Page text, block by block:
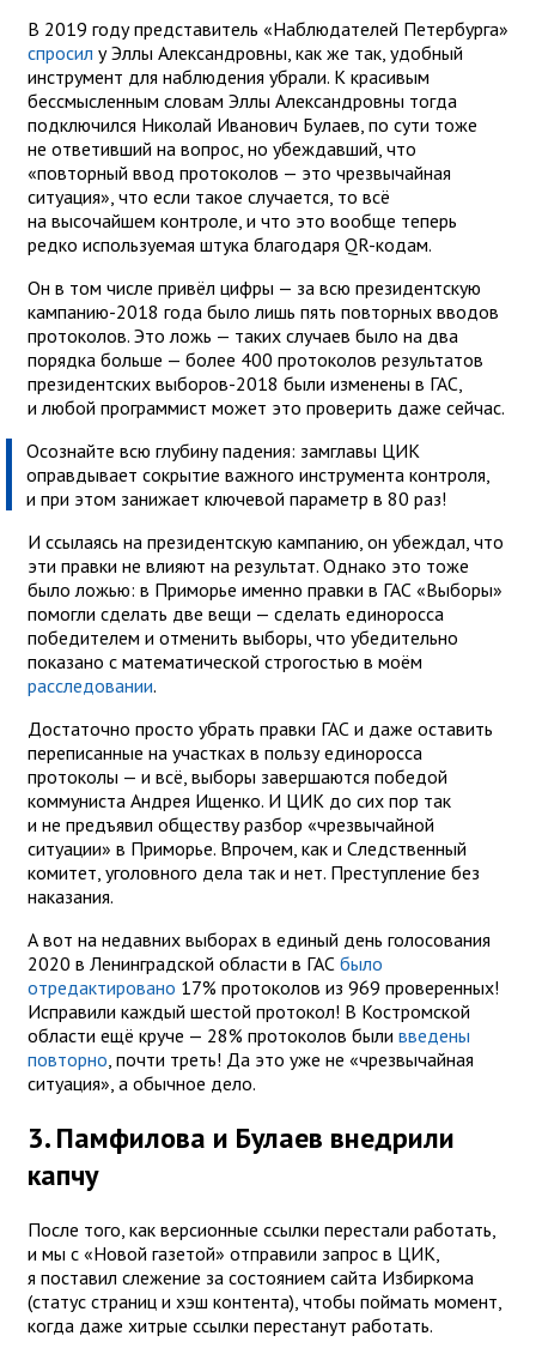
В 2019 году представитель «Наблюдателей Петербурга»
спросил у Эллы Александровны, как же так, удобный
инструмент для наблюдения убрали. К красивым
бессмысленным словам Эллы Александровны тогда
подключился Николай Иванович Булаев, по сути тоже
не ответивший на вопрос, но убеждавший, что
«повторный ввод протоколов — это чрезвычайная
ситуация», что если такое случается, то всё
на высочайшем контроле, и что это вообще теперь
редко используемая штука благодаря QR-кодам.
Он в том числе привёл цифры — за всю президентскую
кампанию-2018 года было лишь пять повторных вводов
протоколов. Это ложь — таких случаев было на два
порядка больше — более 400 протоколов результатов
президентских выборов-2018 были изменены в ГАС,
и любой программист может это проверить даже сейчас.
Осознайте всю глубину падения: замглавы ЦИК
оправдывает сокрытие важного инструмента контроля,
и при этом занижает ключевой параметр в 80 раз!
И ссылаясь на президентскую кампанию, он убеждал, что
эти правки не влияют на результат. Однако это тоже
было ложью: в Приморье именно правки в ГАС «Выборы»
помогли сделать две вещи — сделать единоросса
победителем и отменить выборы, что убедительно
показано с математической строгостью в моём
расследовании.
Достаточно просто убрать правки ГАС и даже оставить
переписанные на участках в пользу единоросса
протоколы — и всё, выборы завершаются победой
коммуниста Андрея Ищенко. И ЦИК до сих пор так
и не предъявил обществу разбор «чрезвычайной
ситуации» в Приморье. Впрочем, как и Следственный
комитет, уголовного дела так и нет. Преступление без
наказания.
А вот на недавних выборах в единый день голосования
2020 в Ленинградской области в ГАС было
отредактировано 17% протоколов из 969 проверенных!
Исправили каждый шестой протокол! В Костромской
области ещё круче — 28% протоколов были введены
повторно, почти треть! Да это уже не «чрезвычайная
ситуация», а обычное дело.
3. Памфилова и Булаев внедрили
капчу
После того, как версионные ссылки перестали работать,
и мы с «Новой газетой» отправили запрос в ЦИК,
я поставил слежение за состоянием сайта Избиркома
(статус страниц и хэш контента), чтобы поймать момент,
когда даже хитрые ссылки перестанут работать.